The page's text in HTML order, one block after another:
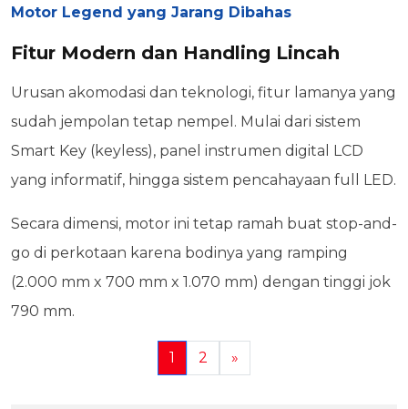
Motor Legend yang Jarang Dibahas
Fitur Modern dan Handling Lincah
Urusan akomodasi dan teknologi, fitur lamanya yang
sudah jempolan tetap nempel. Mulai dari sistem
Smart Key (keyless), panel instrumen digital LCD
yang informatif, hingga sistem pencahayaan full LED.
Secara dimensi, motor ini tetap ramah buat stop-and-
go di perkotaan karena bodinya yang ramping
(2.000 mm x 700 mm x 1.070 mm) dengan tinggi jok
790 mm.
1 2 »